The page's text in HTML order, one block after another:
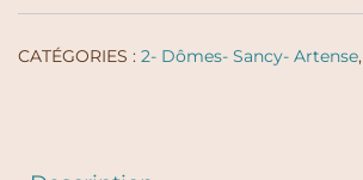
CATÉGORIES : 2- Dômes- Sancy- Artense,